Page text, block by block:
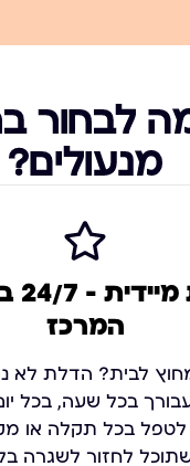
לבחור
מנעולים?
המרכז
לבית? הדלת לא
בכל שעה, בכל
לטפל בכל תקלה או
לחזור לשגרה